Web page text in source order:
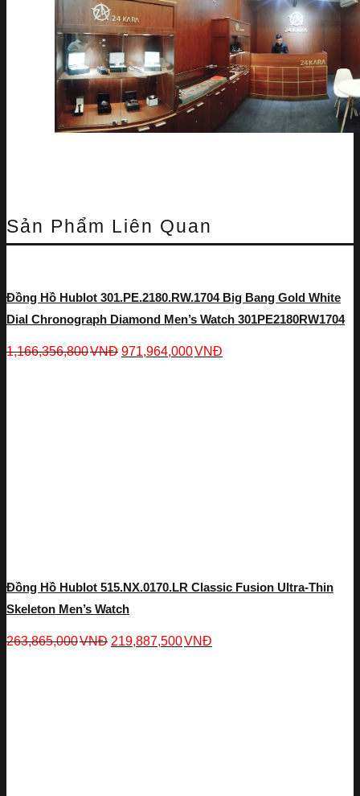
Sản Phẩm Liên Quan
Đồng Hồ Hublot 301.PE.2180.RW.1704 Big Bang Gold White
Dial Chronograph Diamond Men’s Watch 301PE2180RW1704
1,166,356,800VNĐ 971,964,000VNĐ
Đồng Hồ Hublot 515.NX.0170.LR Classic Fusion Ultra-Thin
Skeleton Men’s Watch
263,865,000VNĐ 219,887,500VNĐ